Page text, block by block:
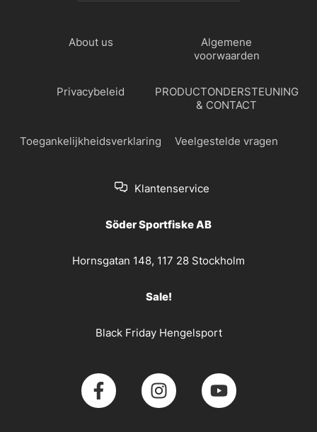
About us
Algemene
voorwaarden
Privacybeleid
PRODUCTONDERSTEUNING
& CONTACT
Toegankelijkheidsverklaring Veelgestelde vragen
Klantenservice
Söder Sportfiske AB
Hornsgatan 148, 117 28 Stockholm
Sale!
Black Friday Hengelsport